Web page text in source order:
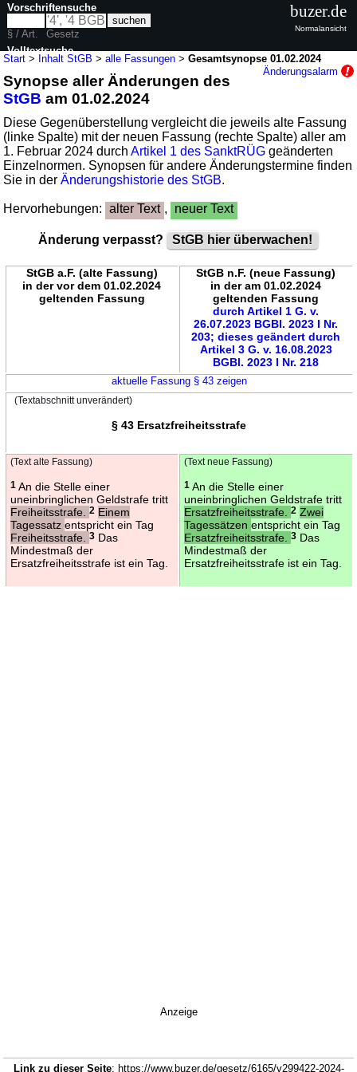
Start > Inhalt StGB >alle Fassungen >Gesamtsynopse 01.02.2024
Änderungsalarm
Synopse aller Änderungen des
StGB am 01.02.2024
Diese Gegenüberstellung vergleicht die jeweils alte Fassung
(linke Spalte) mit der neuen Fassung (rechte Spalte) aller am
1. Februar 2024 durchArtikel 1 des SanktRÜG geänderten
Einzelnormen. Synopsen für andere Änderungstermine finden
Sie in derÄnderungshistorie des StGB.
Hervorhebungen: alter Text , neuer Text
Änderung verpasst? StGB hier überwachen!
StGB a.F. (alte Fassung)
in der vor dem 01.02.2024
geltenden Fassung
StGB n.F. (neue Fassung)
in der am 01.02.2024
geltenden Fassung
durch Artikel 1 G. v.
26.07.2023 BGBl. 2023 I Nr.
203; dieses geändert durch
Artikel 3 G. v. 16.08.2023
BGBl. 2023 I Nr. 218
aktuelle Fassung § 43 zeigen
(Textabschnitt unverändert)
§ 43 Ersatzfreiheitsstrafe
(Text alte Fassung)
1An die Stelle einer
uneinbringlichen Geldstrafe tritt
Freiheitsstrafe.
2 Einem
Tagessatz entspricht ein Tag
Freiheitsstrafe.
3Das
Mindestmaß der
Ersatzfreiheitsstrafe ist ein Tag.
(Text neue Fassung)
1An die Stelle einer
uneinbringlichen Geldstrafe tritt
Ersatzfreiheitsstrafe.
2 Zwei
Tagessätzen entspricht ein Tag
Ersatzfreiheitsstrafe.
3Das
Mindestmaß der
Ersatzfreiheitsstrafe ist ein Tag.
Vorschriftensuche
§ / Art.
Gesetz
Volltextsuche
nur in StGB
buzer.de
Normalansicht
Anzeige
Link zu dieser Seite: https://www.buzer.de/gesetz/6165/v299422-2024-